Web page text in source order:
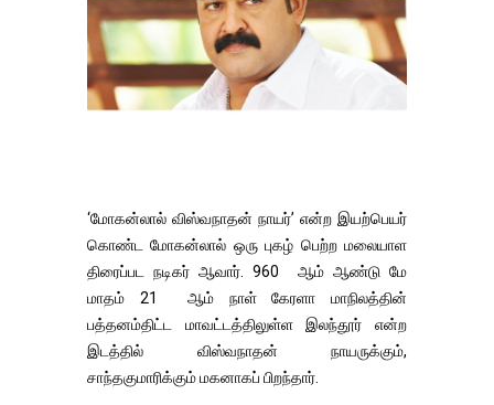
‘மோகன்லால் விஸ்வநாதன் நாயர்’ என்ற இயற்பெயர்
கொண்ட மோகன்லால் ஒரு புகழ் பெற்ற மலையாள
திரைப்பட நடிகர் ஆவார். 960 ஆம் ஆண்டு மே
மாதம் 21 ஆம் நாள் கேரளா மாநிலத்தின்
பத்தனம்திட்ட மாவட்டத்திலுள்ள இலந்தூர் என்ற
இடத்தில் விஸ்வநாதன் நாயருக்கும்,
சாந்தகுமாரிக்கும் மகனாகப் பிறந்தார்.